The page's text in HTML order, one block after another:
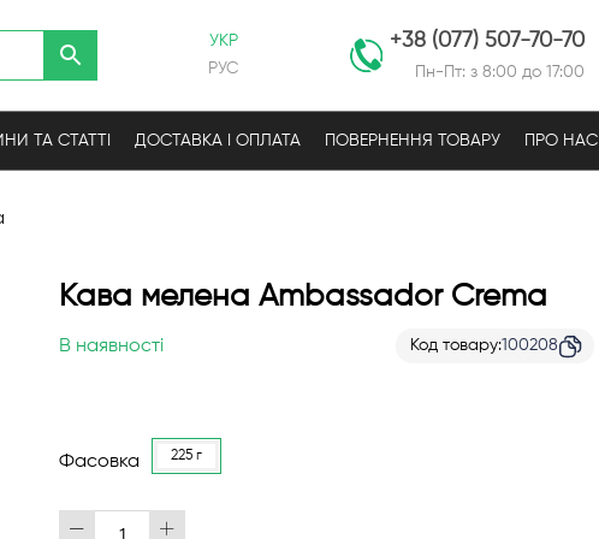
УКР
РУС
+38 (077) 507-70-70
Пн-Пт: з 8:00 до 17:00
ТА СТАТТІ ДОСТАВКА І ОПЛАТА ПОВЕРНЕННЯ ТОВАРУ ПРО НАС
Кава мелена Ambassador Crema
В наявності Код товару 100208
Фасовка 225 г